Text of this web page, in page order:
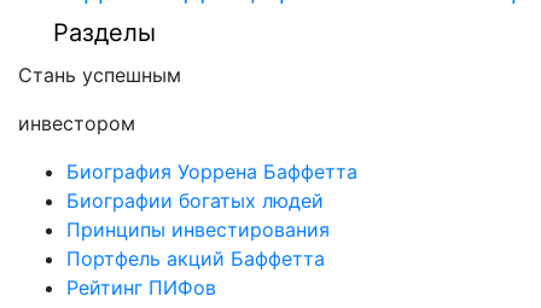
Разделы
Стань успешным
инвестором
Биография Уоррена Баффетта
Биографии богатых людей
Принципы инвестирования
Портфель акций Баффетта
Рейтинг ПИФов